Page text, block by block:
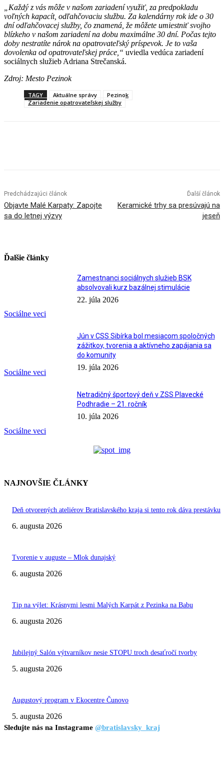
„Každý z vás môže v našom zariadení využiť, za predpokladu
voľných kapacít, odľahčovaciu službu. Za kalendárny rok ide o 30
dní odľahčovacej služby, čo znamená, že môžete umiestniť svojho
blízkeho v našom zariadení na dobu maximálne 30 dní. Počas tejto
doby nestratíte nárok na opatrovateľský príspevok. Je to vaša
dovolenka od opatrovateľskej práce,“ uviedla vedúca zariadení
sociálnych služieb Adriana Strečanská.
Zdroj: Mesto Pezinok
TAGY Aktuálne správy
Pezinok
Zariadenie opatrovateľskej služby
Predchádzajúci článok
Objavte Malé Karpaty: Zapojte
sa do letnej výzvy
Ďalší článok
Keramické trhy sa presúvajú na
jeseň
Ďalšie články
Sociálne veci
Zamestnanci sociálnych služieb BSK
absolvovali kurz bazálnej stimulácie
22. júla 2026
Sociálne veci
Jún v CSS Sibírka bol mesiacom spoločných
zážitkov, tvorenia a aktívneho zapájania sa
do komunity
19. júla 2026
Sociálne veci
Netradičný športový deň v ZSS Plavecké
Podhradie – 21. ročník
10. júla 2026
NAJNOVŠIE ČLÁNKY
Deň otvorených ateliérov Bratislavského kraja si tento rok dáva prestávku
6. augusta 2026
Tvorenie v auguste – Mlok dunajský
6. augusta 2026
Tip na výlet: Krásnymi lesmi Malých Karpát z Pezinka na Babu
6. augusta 2026
Jubilejný Salón výtvarníkov nesie STOPU troch desaťročí tvorby
5. augusta 2026
Augustový program v Ekocentre Čunovo
5. augusta 2026
Sledujte nás na Instagrame @bratislavsky_kraj